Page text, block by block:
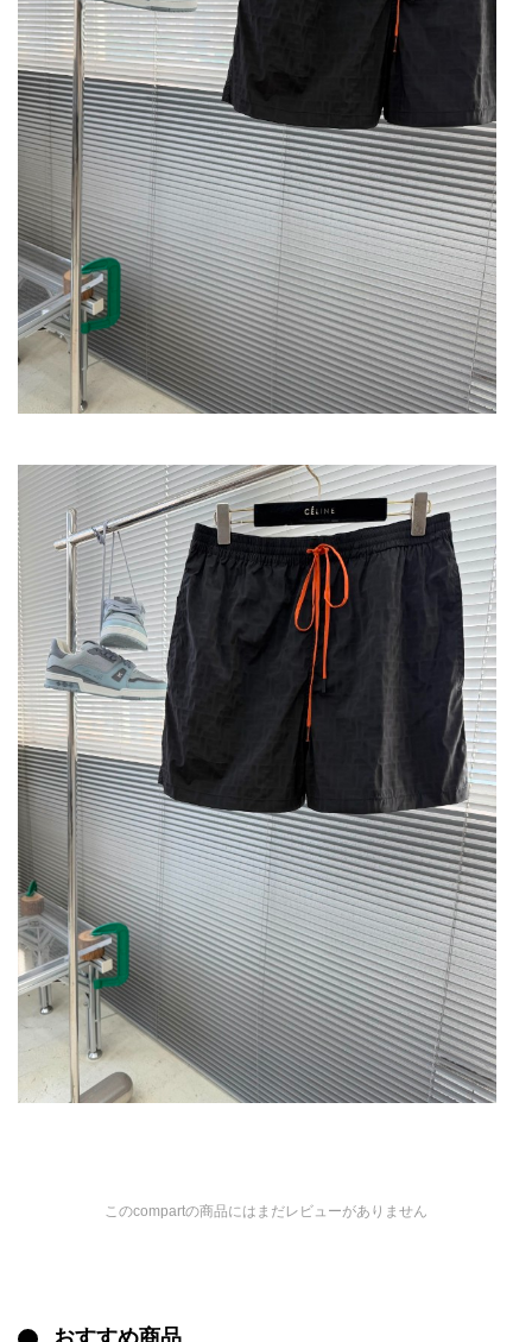
このcompartの商品にはまだレビューがありません